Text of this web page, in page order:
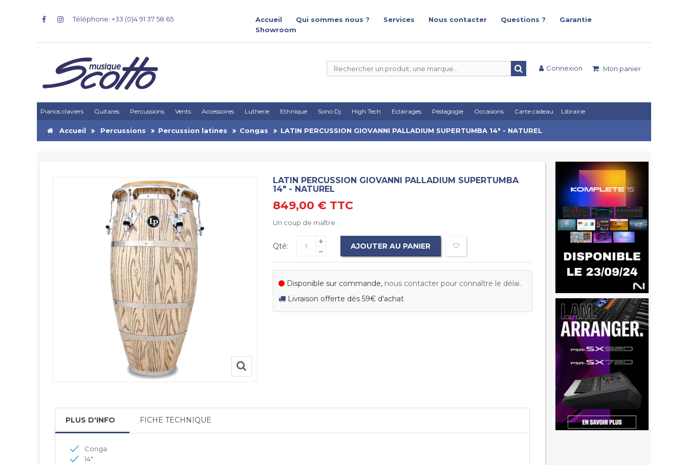
Téléphone: +33 (0)4 91 37 58 65 Accueil Qui sommes nous ? Services Nous contacter Questions ?
Garantie
Showroom
Mon panier
Connexion
Pianos claviers Guitares Percussions Vents Accessoires Lutherie Ethnique Sono Dj High Tech Eclairages Pédagogie Occasions Carte cadeau Librairie
Accueil Percussions Percussion latines Congas LATIN PERCUSSION GIOVANNI PALLADIUM SUPERTUMBA 14" - NATUREL
LATIN PERCUSSION GIOVANNI PALLADIUM SUPERTUMBA
14" - NATUREL
849,00 € TTC
Un coup de maître
Qté: AJOUTER AU PANIER
Disponible sur commande, nous contacter pour connaître le délai.
Livraison offerte dès 59€ d'achat
PLUS D'INFO FICHE TECHNIQUE
Conga
14"